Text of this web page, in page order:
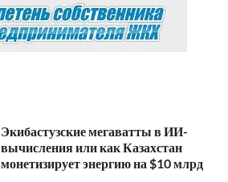
Экибастузские мегаватты в ИИ-
вычисления или как Казахстан
монетизирует энергию на $10 млрд